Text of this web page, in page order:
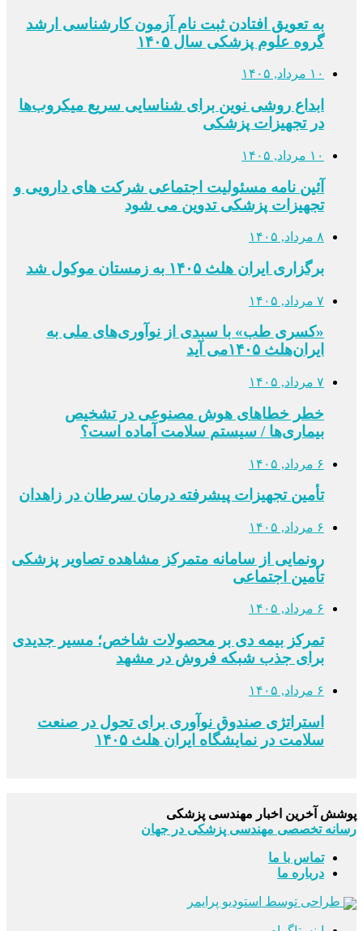
به تعویق افتادن ثبت نام آزمون کارشناسی ارشد
گروه علوم پزشکی سال ۱۴۰۵
۱۰ مرداد, ۱۴۰۵
ابداع روشی نوین برای شناسایی سریع میکروب‌ها
در تجهیزات پزشکی
۱۰ مرداد, ۱۴۰۵
آئین نامه مسئولیت اجتماعی شرکت های دارویی و
تجهیزات پزشکی تدوین می شود
۸ مرداد, ۱۴۰۵
برگزاری ایران هلث ۱۴۰۵ به زمستان موکول شد
۷ مرداد, ۱۴۰۵
«کسری طب» با سبدی از نوآوری‌های ملی به
ایران‌هلث ۱۴۰۵می‌ آید
۷ مرداد, ۱۴۰۵
خطر خطاهای هوش مصنوعی در تشخیص
بیماری‌ها / سیستم سلامت آماده است؟
۶ مرداد, ۱۴۰۵
تأمین تجهیزات پیشرفته درمان سرطان در زاهدان
۶ مرداد, ۱۴۰۵
رونمایی از سامانه متمرکز مشاهده تصاویر پزشکی
تأمین اجتماعی
۶ مرداد, ۱۴۰۵
تمرکز بیمه دی بر محصولات شاخص؛ مسیر جدیدی
برای جذب شبکه فروش در مشهد
۶ مرداد, ۱۴۰۵
استراتژی صندوق نوآوری برای تحول در صنعت
سلامت در نمایشگاه ایران هلث ۱۴۰۵
پوشش آخرین اخبار مهندسی پزشکی
رسانه تخصصی مهندسی پزشکی در جهان
تماس با ما
درباره ما
طراحی توسط استودیو پرایمر